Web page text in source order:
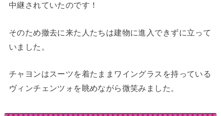
中継されていたのです！
そのため撤去に来た人たちは建物に進入できずに立って
いました。
チャヨンはスーツを着たままワイングラスを持っている
ヴィンチェンツォを眺めながら微笑みました。